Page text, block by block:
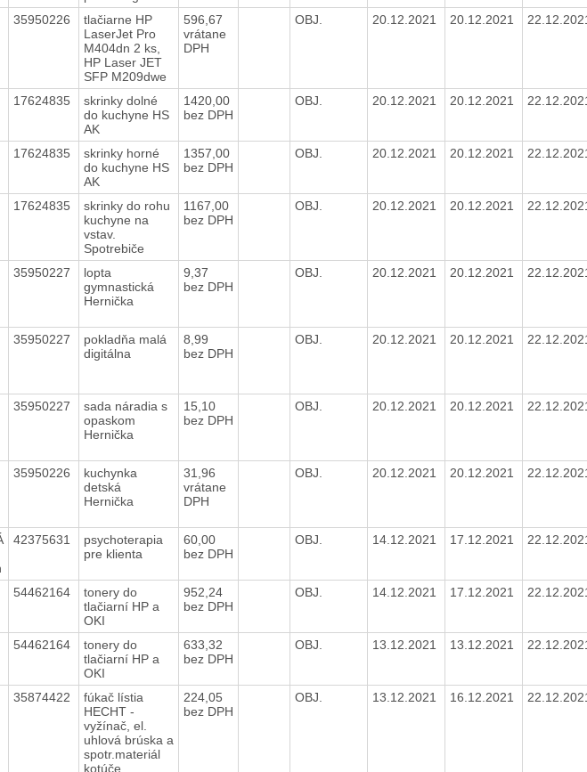
35950226
tlačiarne HP
LaserJet Pro
M404dn 2 ks,
HP Laser JET
SFP M209dwe
596,67
vrátane
DPH
OBJ. 20.12.2021 20.12.2021
17624835
skrinky dolné
do kuchyne HS
AK
1420,00
bez DPH
OBJ. 20.12.2021 20.12.2021
17624835
skrinky horné
do kuchyne HS
AK
1357,00
bez DPH
OBJ. 20.12.2021 20.12.2021
17624835
skrinky do rohu
kuchyne na
vstav.
Spotrebiče
1167,00
bez DPH
OBJ. 20.12.2021 20.12.2021
35950227
lopta
gymnastická
Hernička
9,37
bez DPH
OBJ. 20.12.2021 20.12.2021
35950227
pokladňa malá
digitálna
8,99
bez DPH
OBJ. 20.12.2021 20.12.2021
35950227
sada náradia s
opaskom
Hernička
15,10
bez DPH
OBJ. 20.12.2021 20.12.2021
35950226
kuchynka
detská
Hernička
31,96
vrátane
DPH
OBJ. 20.12.2021 20.12.2021
42375631
psychoterapia
pre klienta
60,00
bez DPH
OBJ. 14.12.2021 17.12.2021
54462164
tonery do
tlačiarní HP a
OKI
952,24
bez DPH
OBJ. 14.12.2021 17.12.2021
54462164
tonery do
tlačiarní HP a
OKI
633,32
bez DPH
OBJ. 13.12.2021 13.12.2021
35874422
fúkač lístia
HECHT -
vyžínač, el.
uhlová brúska a
spotr.materiál
kotúče
224,05
bez DPH
OBJ. 13.12.2021 16.12.2021